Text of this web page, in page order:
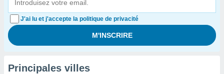
J'ai lu et j'accepte la politique de privacité
Principales villes